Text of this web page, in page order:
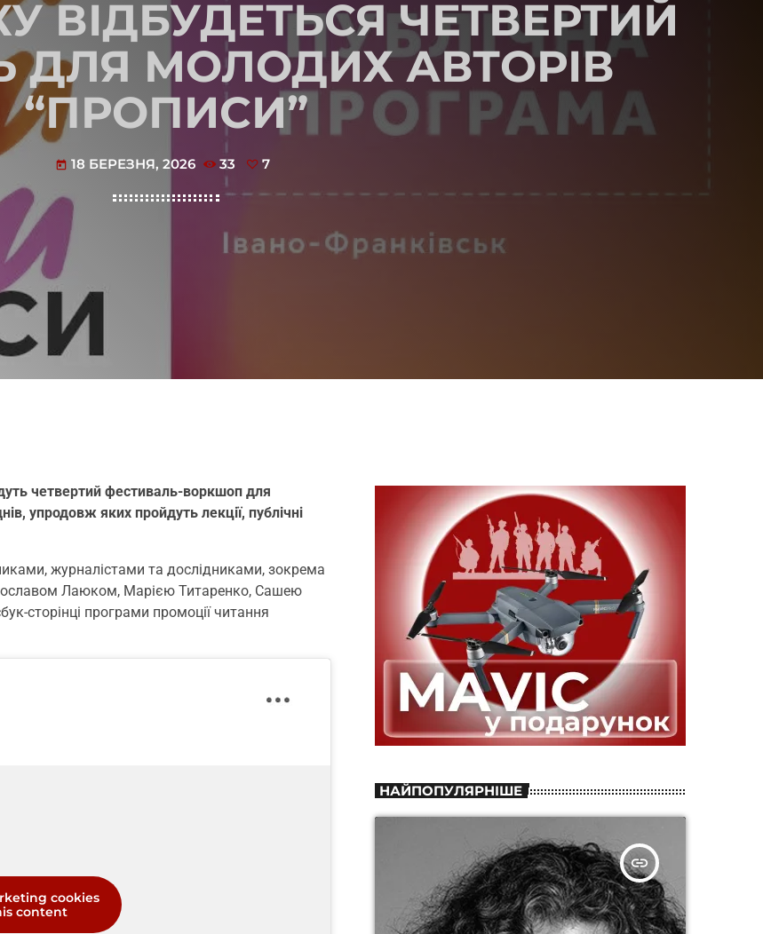
ВІДБУДЕТЬСЯ ЧЕТВЕРТИЙ
ДЛЯ МОЛОДИХ АВТОРІВ
“ПРОПИСИ”
today 18 БЕРЕЗНЯ, 2026 33 7
четвертий фестиваль-воркшоп для
упродовж яких пройдуть лекції, публічні
журналістами та дослідниками, зокрема
Лаюком, Марією Титаренко, Сашею
сторінці програми промоції читання
cookies
content
НАЙПОПУЛЯРНІШЕ
insert_link